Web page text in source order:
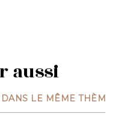
aussi
DANS LE MÊME THÈME